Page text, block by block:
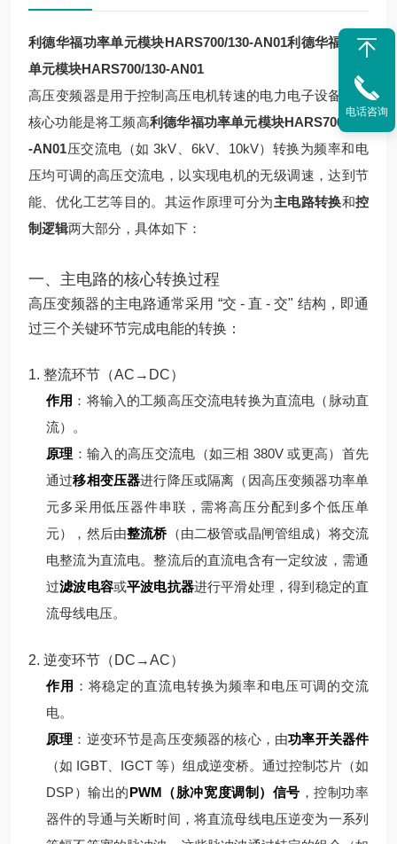
利德华福功率单元模块HARS700/130-AN01利德华福功率
单元模块HARS700/130-AN01
高压变频器是用于控制高压电机转速的电力电子设备，其
核心功能是将工频高利德华福功率单元模块HARS700/240
-AN01压交流电（如 3kV、6kV、10kV）转换为频率和电
压均可调的高压交流电，以实现电机的无级调速，达到节
能、优化工艺等目的。其运作原理可分为主电路转换和控
制逻辑两大部分，具体如下：
一、主电路的核心转换过程
高压变频器的主电路通常采用 “交 - 直 - 交" 结构，即通
过三个关键环节完成电能的转换：
1. 整流环节（AC→DC）
作用 ：将输入的工频高压交流电转换为直流电（脉动直
流）。
原理 ： 输入的高压交流电（如三相 380V 或更高）首先
通过移相变压器进行降压或隔离（因高压变频器功率单
元多采用低压器件串联，需将高压分配到多个低压单
元），然后由整流桥（由二极管或晶闸管组成）将交流
电整流为直流电。整流后的直流电含有一定纹波，需通
过滤波电容或平波电抗器进行平滑处理，得到稳定的直
流母线电压。
2. 逆变环节（DC→AC）
作用 ：将稳定的直流电转换为频率和电压可调的交流
电。
原理 ： 逆变环节是高压变频器的核心，由功率开关器件
（如 IGBT、IGCT 等）组成逆变桥。通过控制芯片（如
DSP）输出的PWM（脉冲宽度调制）信号 ，控制功率
器件的导通与关断时间，将直流母线电压逆变为一系列
电话咨询